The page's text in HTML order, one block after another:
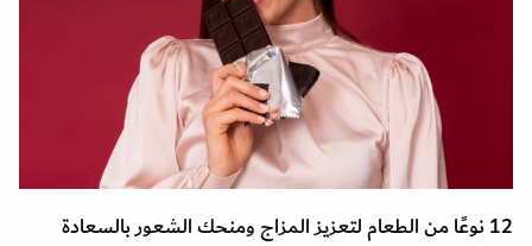
12 نوعًا من الطعام لتعزيز المزاج ومنحك الشعور بالسعادة